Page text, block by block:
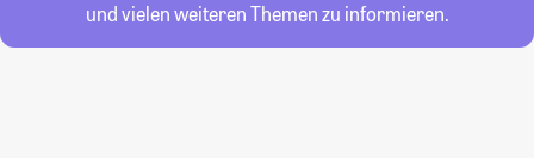
und vielen weiteren Themen zu informieren.